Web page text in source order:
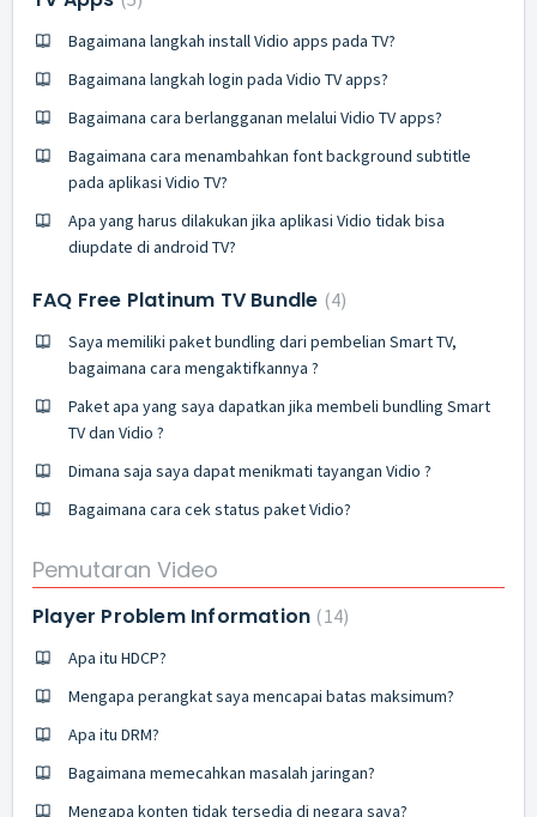
Bagaimana langkah install Vidio apps pada TV?
Bagaimana langkah login pada Vidio TV apps?
Bagaimana cara berlangganan melalui Vidio TV apps?
Bagaimana cara menambahkan font background subtitle
pada aplikasi Vidio TV?
Apa yang harus dilakukan jika aplikasi Vidio tidak bisa
diupdate di android TV?
FAQ Free Platinum TV Bundle 4
Saya memiliki paket bundling dari pembelian Smart TV,
bagaimana cara mengaktifkannya ?
Paket apa yang saya dapatkan jika membeli bundling Smart
TV dan Vidio ?
Dimana saja saya dapat menikmati tayangan Vidio ?
Bagaimana cara cek status paket Vidio?
Pemutaran Video
Player Problem Information 14
Apa itu HDCP?
Mengapa perangkat saya mencapai batas maksimum?
Apa itu DRM?
Bagaimana memecahkan masalah jaringan?
Mengapa konten tidak tersedia di negara saya?